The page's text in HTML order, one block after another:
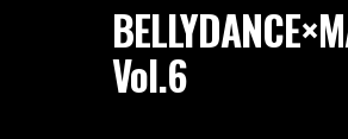
Vol.6